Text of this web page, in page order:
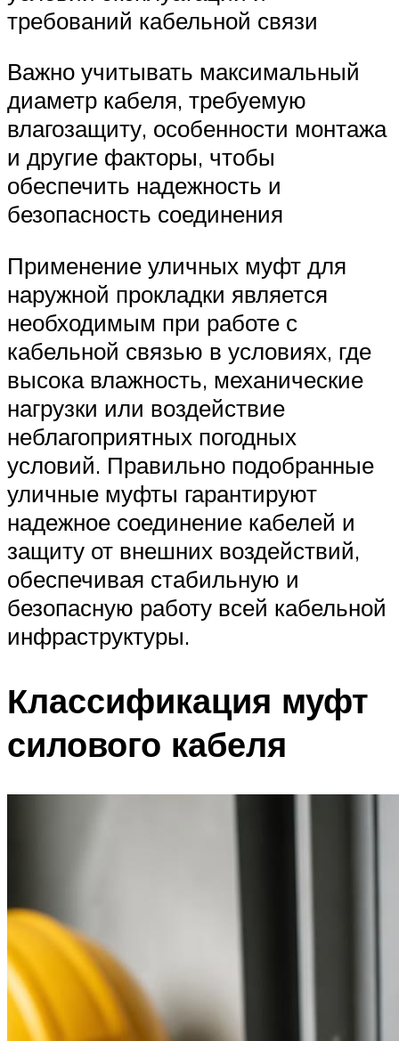
требований кабельной связи
Важно учитывать максимальный
диаметр кабеля, требуемую
влагозащиту, особенности монтажа
и другие факторы, чтобы
обеспечить надежность и
безопасность соединения
Применение уличных муфт для
наружной прокладки является
необходимым при работе с
кабельной связью в условиях, где
высока влажность, механические
нагрузки или воздействие
неблагоприятных погодных
условий. Правильно подобранные
уличные муфты гарантируют
надежное соединение кабелей и
защиту от внешних воздействий,
обеспечивая стабильную и
безопасную работу всей кабельной
инфраструктуры.
Классификация муфт
силового кабеля